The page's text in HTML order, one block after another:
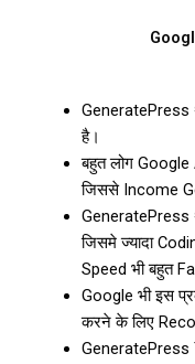
GeneratePress
है।
बहुत लोग
जिससे Income
GeneratePress
जिसमे ज्यादा
Speed भी बहुत
Google भी इस
करने के लिए